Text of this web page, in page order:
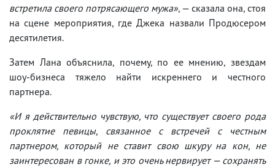
встретила своего потрясающего мужа», — сказала она, стоя
на сцене мероприятия, где Джека назвали Продюсером
десятилетия.
Затем Лана объяснила, почему, по ее мнению, звездам
шоу-бизнеса тяжело найти искреннего и честного
партнера.
«И я действительно чувствую, что существует своего рода
проклятие певицы, связанное с встречей с честным
партнером, который не ставит свою шкуру на кон, не
заинтересован в гонке, и это очень нервирует — сохранять